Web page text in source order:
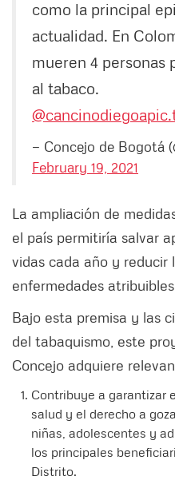
como la principal
actualidad. En
mueren 4 personas
al tabaco.
@cancinodiegoa
— Concejo de Bogotá
February 19, 2021
La ampliación de
el país permitiría salvar
vidas cada año y reducir
enfermedades
Bajo esta premisa y las
del tabaquismo, este
Concejo adquiere
Contribuye a garantizar
salud y el derecho a
niñas, adolescentes y
los principales
Distrito.